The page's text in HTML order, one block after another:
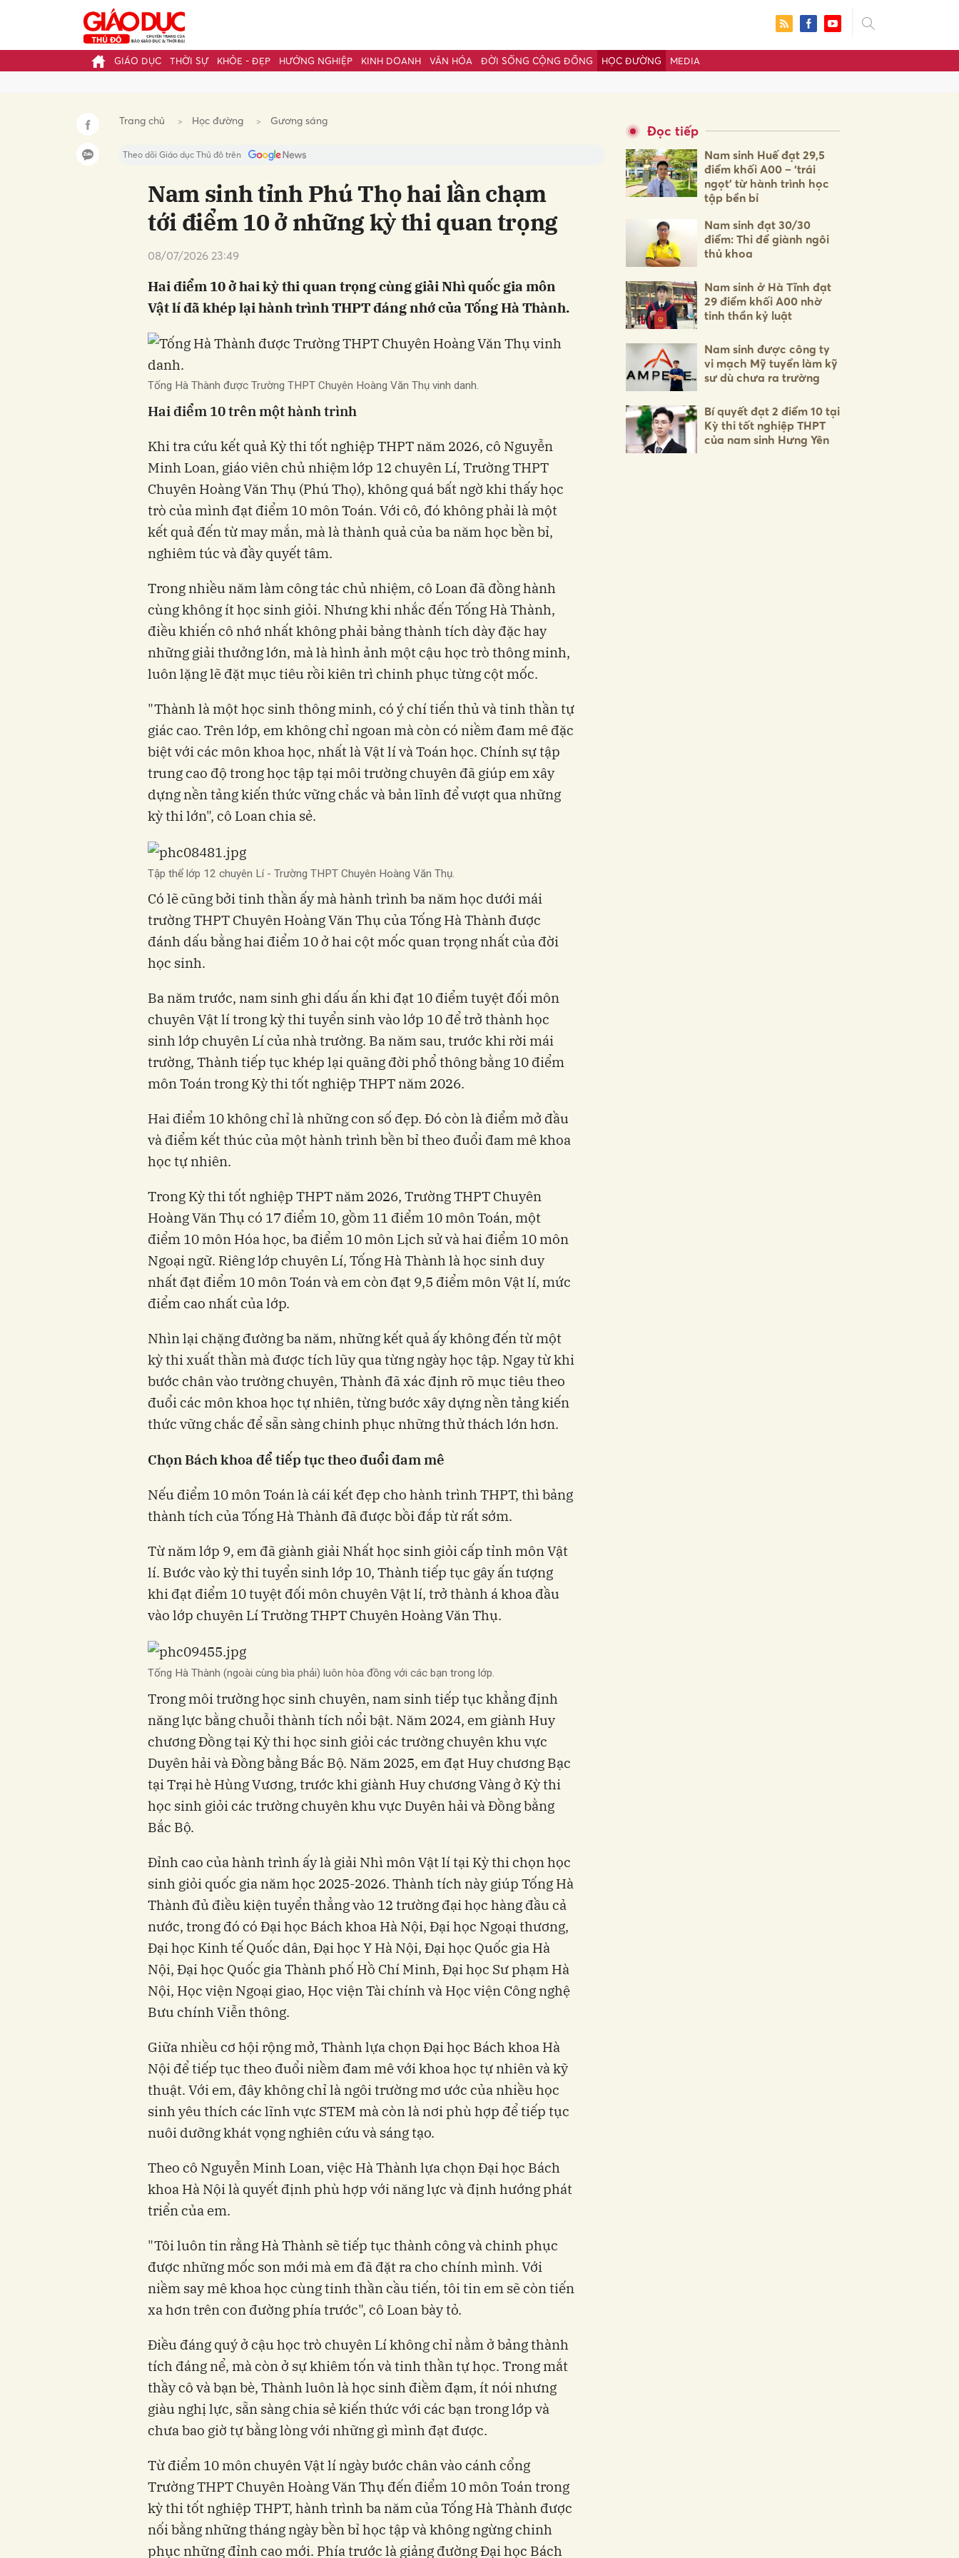
GIÁO DỤC THỜI SỰ KHỎE - ĐẸP HƯỚNG NGHIỆP KINH DOANH VĂN HÓA ĐỜI SỐNG CỘNG ĐỒNG HỌC ĐƯỜNG MEDIA
Trang chủ Học đường Gương sáng
Theo dõi Giáo dục Thủ đô trên
Nam sinh tỉnh Phú Thọ hai lần chạm
tới điểm 10 ở những kỳ thi quan trọng
08/07/2026 23:49
Hai điểm 10 ở hai kỳ thi quan trọng cùng giải Nhì quốc gia môn
Vật lí đã khép lại hành trình THPT đáng nhớ của Tống Hà Thành.
Tống Hà Thành được Trường THPT Chuyên Hoàng Văn Thụ vinh danh.
Hai điểm 10 trên một hành trình
Khi tra cứu kết quả Kỳ thi tốt nghiệp THPT năm 2026, cô Nguyễn
Minh Loan, giáo viên chủ nhiệm lớp 12 chuyên Lí, Trường THPT
Chuyên Hoàng Văn Thụ (Phú Thọ), không quá bất ngờ khi thấy học
trò của mình đạt điểm 10 môn Toán. Với cô, đó không phải là một
kết quả đến từ may mắn, mà là thành quả của ba năm học bền bỉ,
nghiêm túc và đầy quyết tâm.
Trong nhiều năm làm công tác chủ nhiệm, cô Loan đã đồng hành
cùng không ít học sinh giỏi. Nhưng khi nhắc đến Tống Hà Thành,
điều khiến cô nhớ nhất không phải bảng thành tích dày đặc hay
những giải thưởng lớn, mà là hình ảnh một cậu học trò thông minh,
luôn lặng lẽ đặt mục tiêu rồi kiên trì chinh phục từng cột mốc.
"Thành là một học sinh thông minh, có ý chí tiến thủ và tinh thần tự
giác cao. Trên lớp, em không chỉ ngoan mà còn có niềm đam mê đặc
biệt với các môn khoa học, nhất là Vật lí và Toán học. Chính sự tập
trung cao độ trong học tập tại môi trường chuyên đã giúp em xây
dựng nền tảng kiến thức vững chắc và bản lĩnh để vượt qua những
kỳ thi lớn", cô Loan chia sẻ.
Tập thể lớp 12 chuyên Lí - Trường THPT Chuyên Hoàng Văn Thụ.
Có lẽ cũng bởi tinh thần ấy mà hành trình ba năm học dưới mái
trường THPT Chuyên Hoàng Văn Thụ của Tống Hà Thành được
đánh dấu bằng hai điểm 10 ở hai cột mốc quan trọng nhất của đời
học sinh.
Ba năm trước, nam sinh ghi dấu ấn khi đạt 10 điểm tuyệt đối môn
chuyên Vật lí trong kỳ thi tuyển sinh vào lớp 10 để trở thành học
sinh lớp chuyên Lí của nhà trường. Ba năm sau, trước khi rời mái
trường, Thành tiếp tục khép lại quãng đời phổ thông bằng 10 điểm
môn Toán trong Kỳ thi tốt nghiệp THPT năm 2026.
Hai điểm 10 không chỉ là những con số đẹp. Đó còn là điểm mở đầu
và điểm kết thúc của một hành trình bền bỉ theo đuổi đam mê khoa
học tự nhiên.
Trong Kỳ thi tốt nghiệp THPT năm 2026, Trường THPT Chuyên
Hoàng Văn Thụ có 17 điểm 10, gồm 11 điểm 10 môn Toán, một
điểm 10 môn Hóa học, ba điểm 10 môn Lịch sử và hai điểm 10 môn
Ngoại ngữ. Riêng lớp chuyên Lí, Tống Hà Thành là học sinh duy
nhất đạt điểm 10 môn Toán và em còn đạt 9,5 điểm môn Vật lí, mức
điểm cao nhất của lớp.
Nhìn lại chặng đường ba năm, những kết quả ấy không đến từ một
kỳ thi xuất thần mà được tích lũy qua từng ngày học tập. Ngay từ khi
bước chân vào trường chuyên, Thành đã xác định rõ mục tiêu theo
đuổi các môn khoa học tự nhiên, từng bước xây dựng nền tảng kiến
thức vững chắc để sẵn sàng chinh phục những thử thách lớn hơn.
Chọn Bách khoa để tiếp tục theo đuổi đam mê
Nếu điểm 10 môn Toán là cái kết đẹp cho hành trình THPT, thì bảng
thành tích của Tống Hà Thành đã được bồi đắp từ rất sớm.
Từ năm lớp 9, em đã giành giải Nhất học sinh giỏi cấp tỉnh môn Vật
lí. Bước vào kỳ thi tuyển sinh lớp 10, Thành tiếp tục gây ấn tượng
khi đạt điểm 10 tuyệt đối môn chuyên Vật lí, trở thành á khoa đầu
vào lớp chuyên Lí Trường THPT Chuyên Hoàng Văn Thụ.
Tống Hà Thành (ngoài cùng bìa phải) luôn hòa đồng với các bạn trong lớp.
Trong môi trường học sinh chuyên, nam sinh tiếp tục khẳng định
năng lực bằng chuỗi thành tích nổi bật. Năm 2024, em giành Huy
chương Đồng tại Kỳ thi học sinh giỏi các trường chuyên khu vực
Duyên hải và Đồng bằng Bắc Bộ. Năm 2025, em đạt Huy chương Bạc
tại Trại hè Hùng Vương, trước khi giành Huy chương Vàng ở Kỳ thi
học sinh giỏi các trường chuyên khu vực Duyên hải và Đồng bằng
Bắc Bộ.
Đỉnh cao của hành trình ấy là giải Nhì môn Vật lí tại Kỳ thi chọn học
sinh giỏi quốc gia năm học 2025-2026. Thành tích này giúp Tống Hà
Thành đủ điều kiện tuyển thẳng vào 12 trường đại học hàng đầu cả
nước, trong đó có Đại học Bách khoa Hà Nội, Đại học Ngoại thương,
Đại học Kinh tế Quốc dân, Đại học Y Hà Nội, Đại học Quốc gia Hà
Nội, Đại học Quốc gia Thành phố Hồ Chí Minh, Đại học Sư phạm Hà
Nội, Học viện Ngoại giao, Học viện Tài chính và Học viện Công nghệ
Bưu chính Viễn thông.
Giữa nhiều cơ hội rộng mở, Thành lựa chọn Đại học Bách khoa Hà
Nội để tiếp tục theo đuổi niềm đam mê với khoa học tự nhiên và kỹ
thuật. Với em, đây không chỉ là ngôi trường mơ ước của nhiều học
sinh yêu thích các lĩnh vực STEM mà còn là nơi phù hợp để tiếp tục
nuôi dưỡng khát vọng nghiên cứu và sáng tạo.
Theo cô Nguyễn Minh Loan, việc Hà Thành lựa chọn Đại học Bách
khoa Hà Nội là quyết định phù hợp với năng lực và định hướng phát
triển của em.
"Tôi luôn tin rằng Hà Thành sẽ tiếp tục thành công và chinh phục
được những mốc son mới mà em đã đặt ra cho chính mình. Với
niềm say mê khoa học cùng tinh thần cầu tiến, tôi tin em sẽ còn tiến
xa hơn trên con đường phía trước", cô Loan bày tỏ.
Điều đáng quý ở cậu học trò chuyên Lí không chỉ nằm ở bảng thành
tích đáng nể, mà còn ở sự khiêm tốn và tinh thần tự học. Trong mắt
thầy cô và bạn bè, Thành luôn là học sinh điềm đạm, ít nói nhưng
giàu nghị lực, sẵn sàng chia sẻ kiến thức với các bạn trong lớp và
chưa bao giờ tự bằng lòng với những gì mình đạt được.
Từ điểm 10 môn chuyên Vật lí ngày bước chân vào cánh cổng
Trường THPT Chuyên Hoàng Văn Thụ đến điểm 10 môn Toán trong
kỳ thi tốt nghiệp THPT, hành trình ba năm của Tống Hà Thành được
nối bằng những tháng ngày bền bỉ học tập và không ngừng chinh
phục những đỉnh cao mới. Phía trước là giảng đường Đại học Bách
Đọc tiếp
Nam sinh Huế đạt 29,5
điểm khối A00 – ‘trái
ngọt’ từ hành trình học
tập bền bỉ
Nam sinh đạt 30/30
điểm: Thi để giành ngôi
thủ khoa
Nam sinh ở Hà Tĩnh đạt
29 điểm khối A00 nhờ
tinh thần kỷ luật
Nam sinh được công ty
vi mạch Mỹ tuyển làm kỹ
sư dù chưa ra trường
Bí quyết đạt 2 điểm 10 tại
Kỳ thi tốt nghiệp THPT
của nam sinh Hưng Yên
Gửi bình luận
Gửi